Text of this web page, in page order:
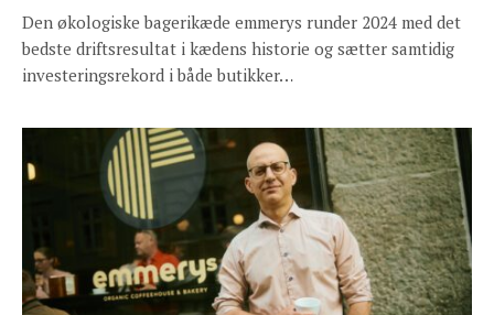
Den økologiske bagerikæde emmerys runder 2024 med det
bedste driftsresultat i kædens historie og sætter samtidig
investeringsrekord i både butikker…